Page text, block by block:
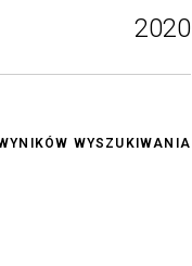
2020
WYSZUKIWANIA